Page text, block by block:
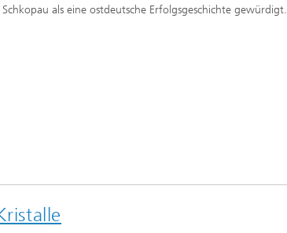
als eine ostdeutsche Erfolgsgeschichte gewürdigt.